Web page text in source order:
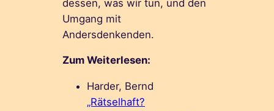
dessen, was wir tun, und den
Umgang mit
Andersdenkenden.
Zum Weiterlesen:
Harder, Bernd
„Rätselhaft?